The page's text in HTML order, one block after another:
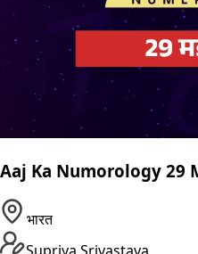
Aaj Ka Numorology 29
भारत